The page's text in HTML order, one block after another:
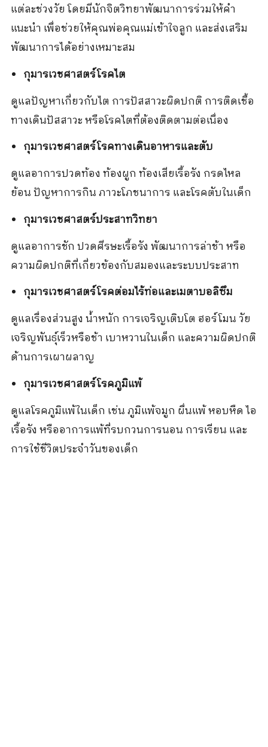
แต่ละช่วงวัย โดยมีนักจิตวิทยาพัฒนาการร่วมให้คำ
แนะนำ เพื่อช่วยให้คุณพ่อคุณแม่เข้าใจลูก และส่งเสริม
พัฒนาการได้อย่างเหมาะสม
กุมารเวชศาสตร์โรคไต
ดูแลปัญหาเกี่ยวกับไต การปัสสาวะผิดปกติ การติดเชื้อ
ทางเดินปัสสาวะ หรือโรคไตที่ต้องติดตามต่อเนื่อง
กุมารเวชศาสตร์โรคทางเดินอาหารและตับ
ดูแลอาการปวดท้อง ท้องผูก ท้องเสียเรื้อรัง กรดไหล
ย้อน ปัญหาการกิน ภาวะโภชนาการ และโรคตับในเด็ก
กุมารเวชศาสตร์ประสาทวิทยา
ดูแลอาการชัก ปวดศีรษะเรื้อรัง พัฒนาการล่าช้า หรือ
ความผิดปกติที่เกี่ยวข้องกับสมองและระบบประสาท
กุมารเวชศาสตร์โรคต่อมไร้ท่อและเมตาบอลิซึม
ดูแลเรื่องส่วนสูง น้ำหนัก การเจริญเติบโต ฮอร์โมน วัย
เจริญพันธุ์เร็วหรือช้า เบาหวานในเด็ก และความผิดปกติ
ด้านการเผาผลาญ
กุมารเวชศาสตร์โรคภูมิแพ้
ดูแลโรคภูมิแพ้ในเด็ก เช่น ภูมิแพ้จมูก ผื่นแพ้ หอบหืด ไอ
เรื้อรัง หรืออาการแพ้ที่รบกวนการนอน การเรียน และ
การใช้ชีวิตประจำวันของเด็ก